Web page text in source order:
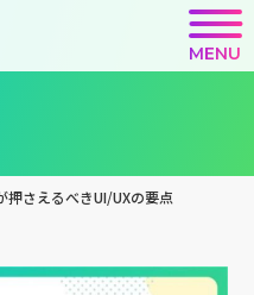
MENU
押さえるべきUI/UXの要点